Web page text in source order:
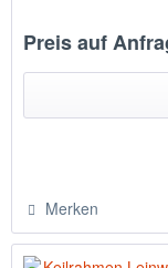
Preis auf
Merken